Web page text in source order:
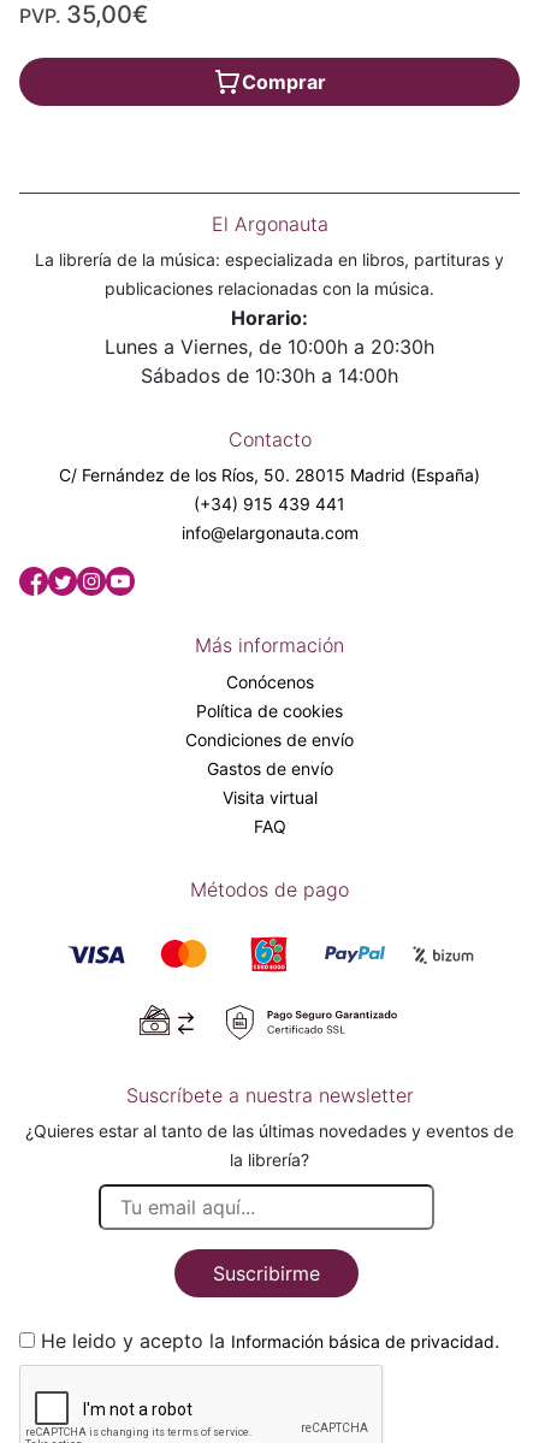
PVP. 35,00€
Comprar
El Argonauta
La librería de la música: especializada en libros, partituras y
publicaciones relacionadas con la música.
Horario:
Lunes a Viernes, de 10:00h a 20:30h
Sábados de 10:30h a 14:00h
Contacto
C/ Fernández de los Ríos, 50. 28015 Madrid (España)
(+34) 915 439 441
info@elargonauta.com
Más información
Conócenos
Política de cookies
Condiciones de envío
Gastos de envío
Visita virtual
FAQ
Métodos de pago
Suscríbete a nuestra newsletter
¿Quieres estar al tanto de las últimas novedades y eventos de
la librería?
Suscribirme
He leido y acepto la Información básica de privacidad.